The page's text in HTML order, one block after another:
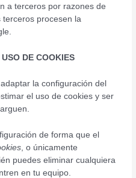
a terceros por razones de
terceros procesen la
DE COOKIES
la configuración del
el uso de cookies y ser
de forma que el
, o únicamente
puedes eliminar cualquiera
en tu equipo.